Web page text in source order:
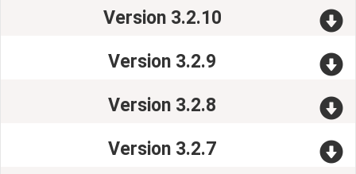
Version 3.2.10
Version 3.2.9
Version 3.2.8
Version 3.2.7